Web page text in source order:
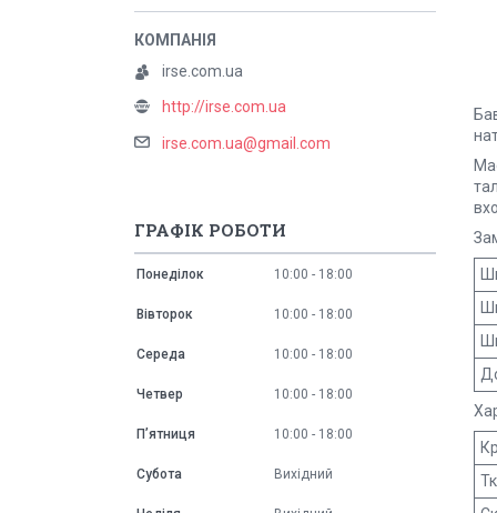
irse.com.ua
http://irse.com.ua
irse.com.ua@gmail.com
ГРАФІК РОБОТИ
Понеділок 10:00 18:00
Вівторок 10:00 18:00
Середа 10:00 18:00
Четвер 10:00 18:00
Пʼятниця 10:00 18:00
Субота Вихідний